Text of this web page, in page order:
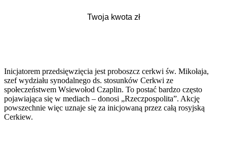
Inicjatorem przedsięwzięcia jest proboszcz cerkwi św. Mikołaja,
szef wydziału synodalnego ds. stosunków Cerkwi ze
społeczeństwem Wsiewołod Czaplin. To postać bardzo często
pojawiająca się w mediach – donosi „Rzeczpospolita”. Akcję
powszechnie więc uznaje się za inicjowaną przez całą rosyjską
Cerkiew.